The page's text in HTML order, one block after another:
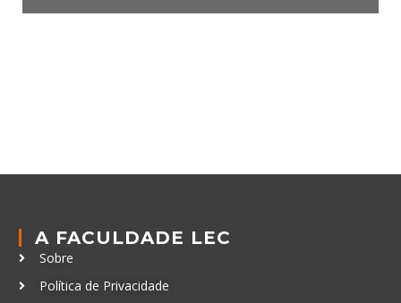
A FACULDADE LEC
Sobre
Política de Privacidade